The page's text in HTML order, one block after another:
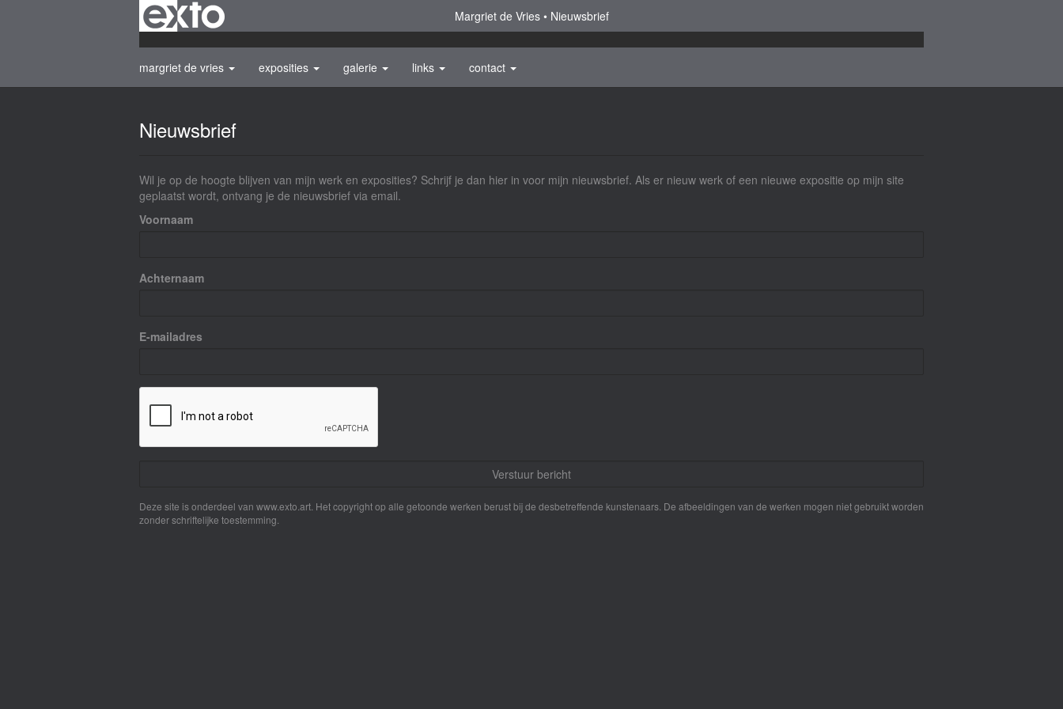
Margriet de Vries Nieuwsbrief
margriet de vries exposities galerie links contact
Nieuwsbrief
Wil je op de hoogte blijven van mijn werk en exposities? Schrijf je dan hier in voor mijn nieuwsbrief. Als er nieuw werk of een nieuwe expositie op mijn site
geplaatst wordt, ontvang je de nieuwsbrief via email.
Voornaam
Achternaam
E-mailadres
Deze site is onderdeel van www.exto.art . Het copyright op alle getoonde werken berust bij de desbetreffende kunstenaars. De afbeeldingen van de werken mogen niet gebruikt worden
zonder schriftelijke toestemming.